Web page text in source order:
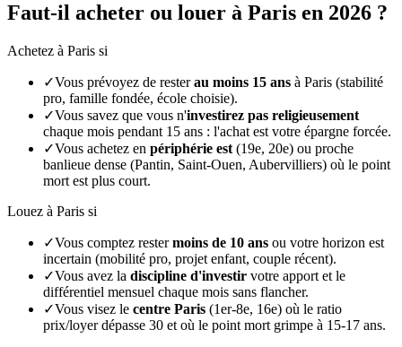
Faut-il acheter ou louer à Paris en 2026 ?
Achetez à Paris si
✓Vous prévoyez de resterau moins 15 ans à Paris (stabilité
pro, famille fondée, école choisie).
✓Vous savez que vous n'investirez pas religieusement
chaque mois pendant 15 ans : l'achat est votre épargne forcée.
✓Vous achetez en périphérie est (19e, 20e) ou proche
banlieue dense (Pantin, Saint-Ouen, Aubervilliers) où le point
mort est plus court.
Louez à Paris si
✓Vous comptez restermoins de 10 ans ou votre horizon est
incertain (mobilité pro, projet enfant, couple récent).
✓Vous avez la discipline d'investir votre apport et le
différentiel mensuel chaque mois sans flancher.
✓Vous visez le centre Paris (1er-8e, 16e) où le ratio
prix/loyer dépasse 30 et où le point mort grimpe à 15-17 ans.